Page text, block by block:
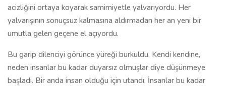
acizliğini ortaya koyarak samimiyetle yalvarıyordu. Her
yalvarışının sonuçsuz kalmasına aldırmadan her an yeni bir
umutla gelen geçene el açıyordu.
Bu garip dilenciyi görünce yüreği burkuldu. Kendi kendine,
neden insanlar bu kadar duyarsız olmuşlar diye düşünmeye
başladı. Bir anda insan olduğu için utandı. İnsanlar bu kadar